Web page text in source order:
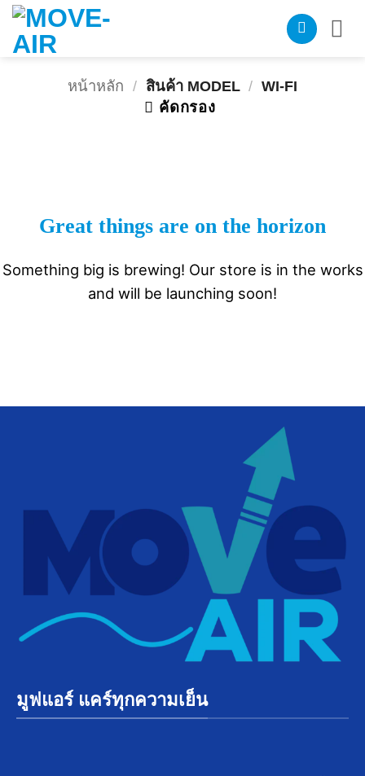
ข้าม
ยัง
หน้าหลัก / สินค้า MODEL / WI-FI
คัดกรอง
Great things are on the horizon
Something big is brewing! Our store is in the works
and will be launching soon!
มูฟแอร์ แคร์ทุกความเย็น